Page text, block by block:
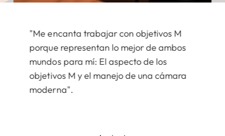
"Me encanta trabajar con objetivos M
porque representan lo mejor de ambos
mundos para mí: El aspecto de los
objetivos M y el manejo de una cámara
moderna".